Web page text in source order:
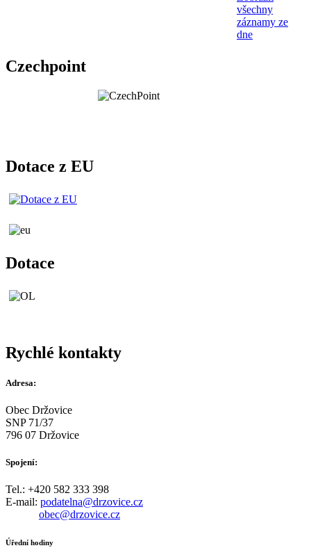
všechny
záznamy ze
dne
Czechpoint
Dotace z EU
Dotace
Rychlé kontakty
Adresa:
Obec Držovice
SNP 71/37
796 07 Držovice
Spojení:
Tel.: +420 582 333 398
E-mail: podatelna@drzovice.cz
obec@drzovice.cz
Úřední hodiny